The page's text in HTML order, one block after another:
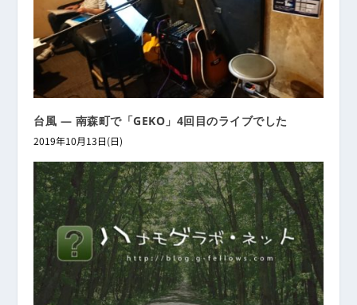
台風 ― 南森町で「GEKO」4回目のライブでした
2019年10月13日(日)